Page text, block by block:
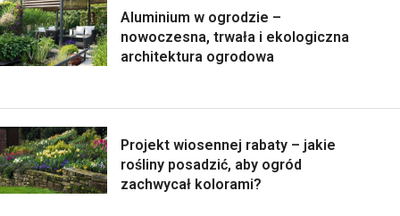
Aluminium w ogrodzie –
nowoczesna, trwała i ekologiczna
architektura ogrodowa
Projekt wiosennej rabaty – jakie
rośliny posadzić, aby ogród
zachwycał kolorami?